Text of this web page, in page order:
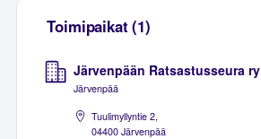
Toimipaikat (1)
Järvenpään Ratsastusseura ry
Järvenpää
Tuulimyllyntie 2,
04400 Järvenpää